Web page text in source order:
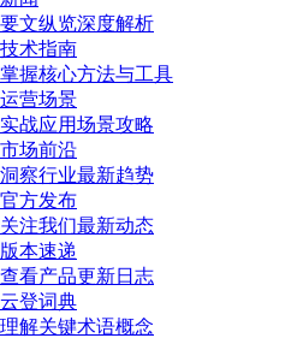
要文纵览深度解析
技术指南
掌握核心方法与工具
运营场景
实战应用场景攻略
市场前沿
洞察行业最新趋势
官方发布
关注我们最新动态
版本速递
查看产品更新日志
云登词典
理解关键术语概念